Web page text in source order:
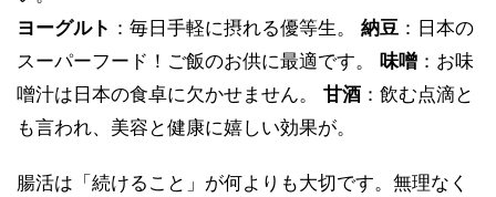
ヨーグルト ：毎日手軽に摂れる優等生。 納豆 ：日本の
スーパーフード！ご飯のお供に最適です。 味噌 ：お味
噌汁は日本の食卓に欠かせません。 甘酒 ：飲む点滴と
も言われ、美容と健康に嬉しい効果が。
腸活は「続けること」が何よりも大切です。無理なく